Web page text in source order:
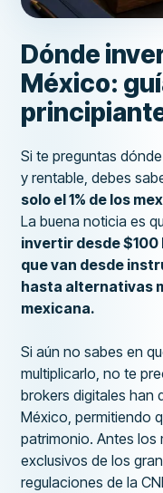
Dónde
México:
Si te preguntas
y rentable, debes
solo el 1% de los
La buena noticia es
invertir desde $100
que van desde
hasta alternativas
mexicana.
Si aún no sabes en
multiplicarlo, no te
brokers digitales han
México, permitiendo
patrimonio. Antes
exclusivos de los
regulaciones de la